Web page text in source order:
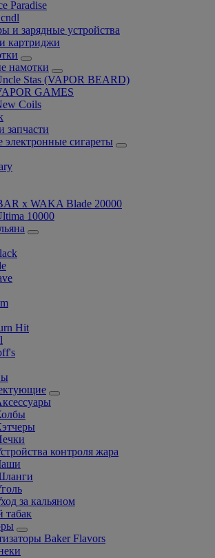
Paradise
и зарядные устройства
картриджи
намотки
Stas (VAPOR BEARD)
GAMES
Coils
запчасти
электронные сигареты
x WAKA Blade 20000
10000
Hit
контроля жара
за кальяном
табак
Baker Flavors